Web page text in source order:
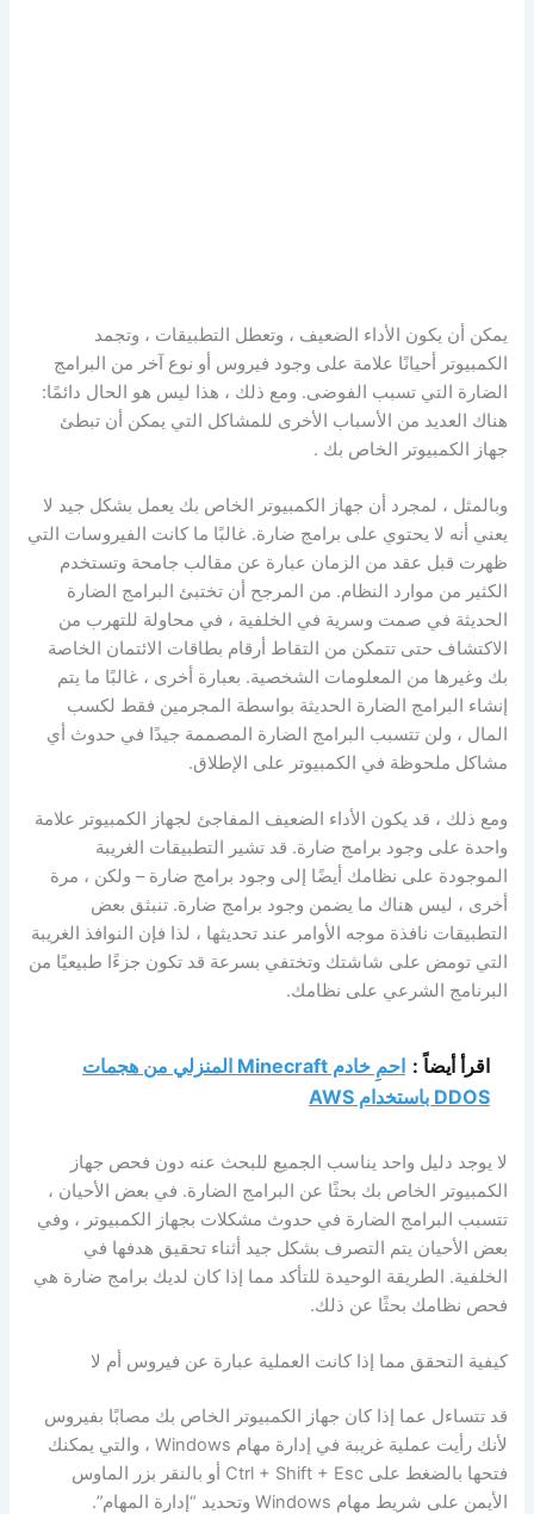
يمكن أن يكون الأداء الضعيف ، وتعطل التطبيقات ، وتجمد
الكمبيوتر أحيانًا علامة على وجود فيروس أو نوع آخر من البرامج
الضارة التي تسبب الفوضى. ومع ذلك ، هذا ليس هو الحال دائمًا:
هناك العديد من الأسباب الأخرى للمشاكل التي يمكن أن تبطئ
جهاز الكمبيوتر الخاص بك .
وبالمثل ، لمجرد أن جهاز الكمبيوتر الخاص بك يعمل بشكل جيد لا
يعني أنه لا يحتوي على برامج ضارة. غالبًا ما كانت الفيروسات التي
ظهرت قبل عقد من الزمان عبارة عن مقالب جامحة وتستخدم
الكثير من موارد النظام. من المرجح أن تختبئ البرامج الضارة
الحديثة في صمت وسرية في الخلفية ، في محاولة للتهرب من
الاكتشاف حتى تتمكن من التقاط أرقام بطاقات الائتمان الخاصة
بك وغيرها من المعلومات الشخصية. بعبارة أخرى ، غالبًا ما يتم
إنشاء البرامج الضارة الحديثة بواسطة المجرمين فقط لكسب
المال ، ولن تتسبب البرامج الضارة المصممة جيدًا في حدوث أي
مشاكل ملحوظة في الكمبيوتر على الإطلاق.
ومع ذلك ، قد يكون الأداء الضعيف المفاجئ لجهاز الكمبيوتر علامة
واحدة على وجود برامج ضارة. قد تشير التطبيقات الغريبة
الموجودة على نظامك أيضًا إلى وجود برامج ضارة – ولكن ، مرة
أخرى ، ليس هناك ما يضمن وجود برامج ضارة. تنبثق بعض
التطبيقات نافذة موجه الأوامر عند تحديثها ، لذا فإن النوافذ الغريبة
التي تومض على شاشتك وتختفي بسرعة قد تكون جزءًا طبيعيًا من
البرنامج الشرعي على نظامك.
اقرأ أيضاً :
احمِ خادم Minecraft المنزلي من هجمات
DDOS باستخدام AWS
لا يوجد دليل واحد يناسب الجميع للبحث عنه دون فحص جهاز
الكمبيوتر الخاص بك بحثًا عن البرامج الضارة. في بعض الأحيان ،
تتسبب البرامج الضارة في حدوث مشكلات بجهاز الكمبيوتر ، وفي
بعض الأحيان يتم التصرف بشكل جيد أثناء تحقيق هدفها في
الخلفية. الطريقة الوحيدة للتأكد مما إذا كان لديك برامج ضارة هي
فحص نظامك بحثًا عن ذلك.
كيفية التحقق مما إذا كانت العملية عبارة عن فيروس أم لا
قد تتساءل عما إذا كان جهاز الكمبيوتر الخاص بك مصابًا بفيروس
لأنك رأيت عملية غريبة في إدارة مهام Windows ، والتي يمكنك
فتحها بالضغط على Ctrl + Shift + Esc أو بالنقر بزر الماوس
الأيمن على شريط مهام Windows وتحديد “إدارة المهام”.